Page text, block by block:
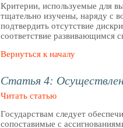
Критерии, используемые для
тщательно изучены, наряду с
подтвердить отсутствие
соответствие развивающимся
Вернуться к началу
Статья 4:
Читать статью
Государствам следует
сопоставимые с